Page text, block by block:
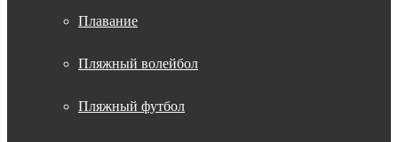
Плавание
Пляжный волейбол
Пляжный футбол